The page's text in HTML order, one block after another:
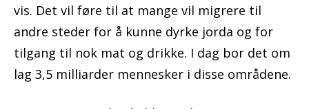
vis. Det vil føre til at mange vil migrere til
andre steder for å kunne dyrke jorda og for
tilgang til nok mat og drikke. I dag bor det om
lag 3,5 milliarder mennesker i disse områdene.